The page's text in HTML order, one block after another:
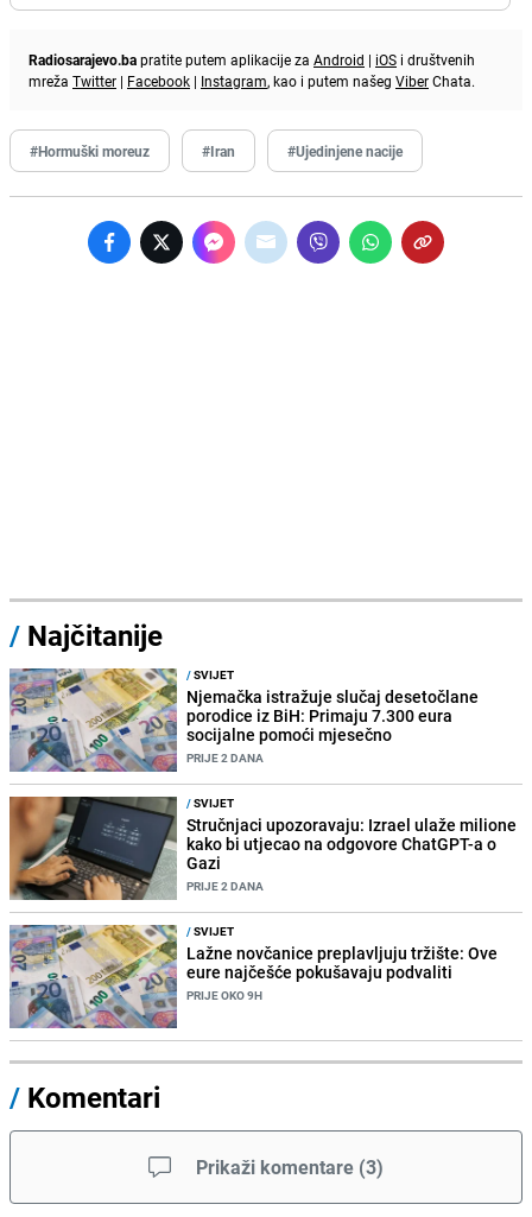
Radiosarajevo.bapratite putem aplikacije za Android | iOS i društvenih
mreža Twitter | Facebook | Instagram, kao i putem našeg ViberChata.
#Hormuški moreuz #Iran #Ujedinjene nacije
/ Najčitanije
/SVIJET
Njemačka istražuje slučaj desetočlane
porodice iz BiH: Primaju 7.300 eura
socijalne pomoći mjesečno
PRIJE 2 DANA
/SVIJET
Stručnjaci upozoravaju: Izrael ulaže milione
kako bi utjecao na odgovore ChatGPT-a o
Gazi
PRIJE 2 DANA
/SVIJET
Lažne novčanice preplavljuju tržište: Ove
eure najčešće pokušavaju podvaliti
PRIJE OKO 9H
/ Komentari
Prikaži komentare (3)